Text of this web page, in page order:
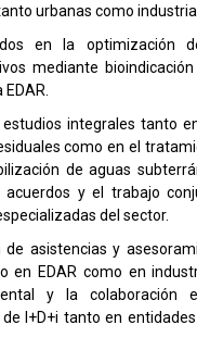
urbanas como
en la optimización
mediante
integrales tanto
como en el
de aguas
acuerdos y el trabajo
del sector.
de asistencias y
en EDAR como en
y la colaboración
I+D+i tanto en